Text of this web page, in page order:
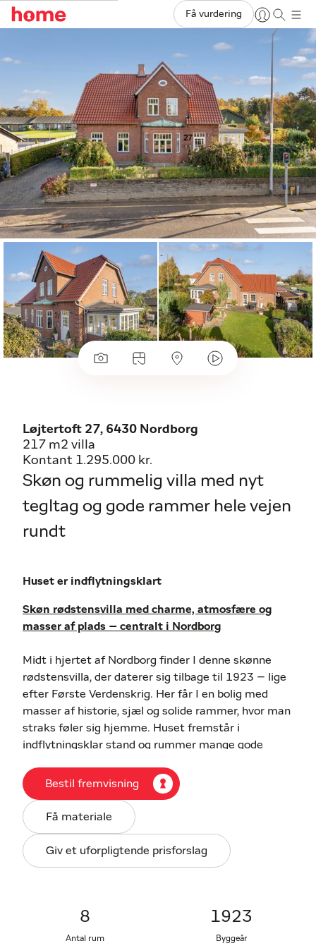
Få vurdering
Løjtertoft 27, 6430 Nordborg
217 m2 villa
Kontant 1.295.000 kr.
Skøn og rummelig villa med nyt
tegltag og gode rammer hele vejen
rundt
Huset er indflytningsklart
Skøn rødstensvilla med charme, atmosfære og
masser af plads – centralt i Nordborg
Midt i hjertet af Nordborg finder I denne skønne
rødstensvilla, der daterer sig tilbage til 1923 – lige
efter Første Verdenskrig. Her får I en bolig med
masser af historie, sjæl og solide rammer, hvor man
straks føler sig hjemme. Huset fremstår i
indflytningsklar stand og rummer mange gode
gæster.
Beliggenheden er central med kort afstand til alt
det, der gør hverdagen nem og hyggelig.
I Nordborg finder I både skole, daginstitutioner,
indkøbsmuligheder og den charmerende gågade
år i juni samler både lokale og tilrejsende.
Bestil fremvisning
Få materiale
Giv et uforpligtende prisforslag
8
Antal rum
1923
Byggeår